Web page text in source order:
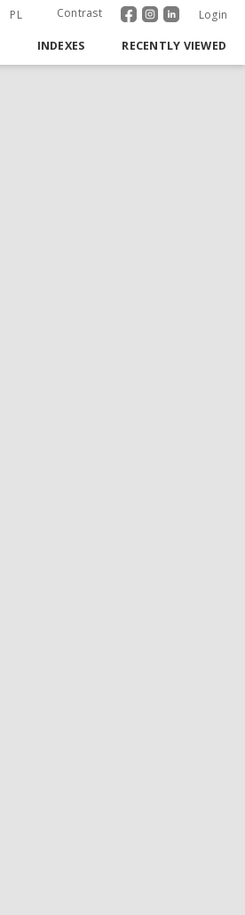
PL Contrast Login
INDEXES RECENTLY VIEWED